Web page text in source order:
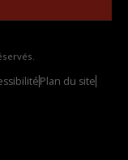
Plan du site